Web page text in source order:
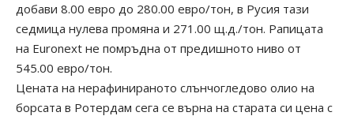
добави 8.00 евро до 280.00 евро/тон, в Русия тази
седмица нулева промяна и 271.00 щ.д./тон. Рапицата
на Euronext не помръдна от предишното ниво от
545.00 евро/тон.
Цената на нерафинираното слънчогледово олио на
борсата в Ротердам сега се върна на старата си цена с